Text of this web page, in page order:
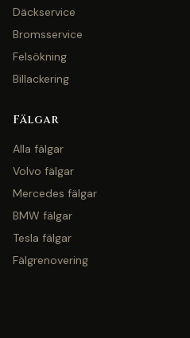
Däckservice
Bromsservice
Felsökning
Billackering
Fälgar
Alla fälgar
Volvo fälgar
Mercedes fälgar
BMW fälgar
Tesla fälgar
Fälgrenovering